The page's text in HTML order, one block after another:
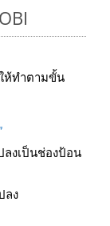
ห้ทำตามขั้น
งเป็นช่องป้อน
ลง